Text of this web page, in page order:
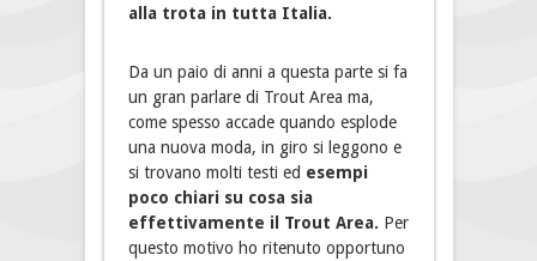
alla trota in tutta Italia.
Da un paio di anni a questa parte si fa
un gran parlare di Trout Area ma,
come spesso accade quando esplode
una nuova moda, in giro si leggono e
si trovano molti testi ed esempi
poco chiari su cosa sia
effettivamente il Trout Area. Per
questo motivo ho ritenuto opportuno